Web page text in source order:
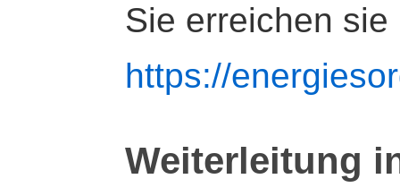
Sie erreichen sie
https://
Weiterleitung